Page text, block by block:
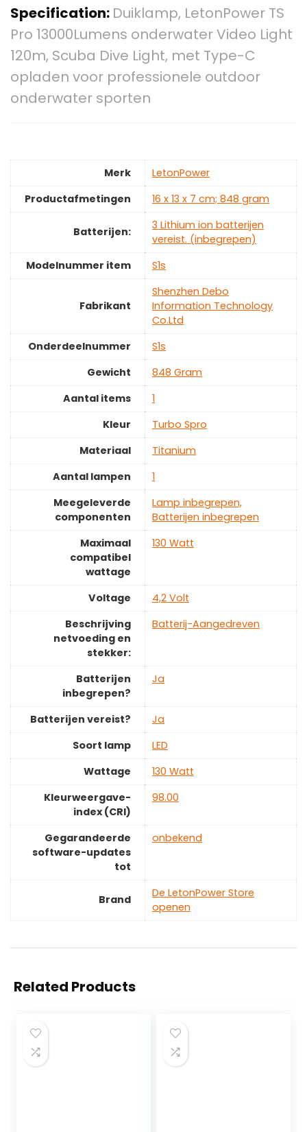
Specification: Duiklamp, LetonPower TS
Pro 13000Lumens onderwater Video Light
120m, Scuba Dive Light, met Type-C
opladen voor professionele outdoor
onderwater sporten
Merk
‎LetonPower
Productafmetingen
‎16 x 13 x 7 cm; 848 gram
Batterijen:
‎3 Lithium ion batterijen
vereist. (inbegrepen)
Modelnummer item
‎S1s
Fabrikant
‎Shenzhen Debo
Information Technology
Co.Ltd
Onderdeelnummer
‎S1s
Gewicht
‎848 Gram
Aantal items
‎1
Kleur
‎Turbo Spro
Materiaal
‎Titanium
Aantal lampen
‎1
Meegeleverde
componenten
‎Lamp inbegrepen,
Batterijen inbegrepen
Maximaal
compatibel
wattage
‎130 Watt
Voltage
‎4,2 Volt
Beschrijving
netvoeding en
stekker:
‎Batterij-Aangedreven
Batterijen
inbegrepen?
‎Ja
Batterijen vereist?
‎Ja
Soort lamp
‎LED
Wattage
‎130 Watt
Kleurweergave-
index (CRI)
‎98.00
Gegarandeerde
software-updates
tot
‎onbekend
Brand
De LetonPower Store
openen
Related Products